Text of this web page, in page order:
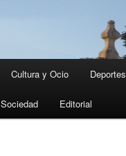
Cultura y Ocio Deportes
Sociedad Editorial